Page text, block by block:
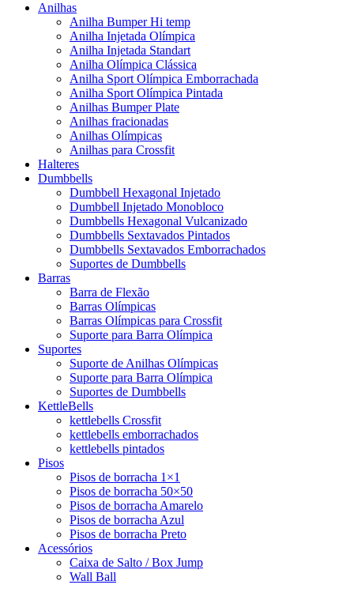
Anilhas
Anilha Bumper Hi temp
Anilha Injetada Olímpica
Anilha Injetada Standart
Anilha Olímpica Clássica
Anilha Sport Olímpica Emborrachada
Anilha Sport Olímpica Pintada
Anilhas Bumper Plate
Anilhas fracionadas
Anilhas Olímpicas
Anilhas para Crossfit
Halteres
Dumbbells
Dumbbell Hexagonal Injetado
Dumbbell Injetado Monobloco
Dumbbells Hexagonal Vulcanizado
Dumbbells Sextavados Pintados
Dumbbells Sextavados Emborrachados
Suportes de Dumbbells
Barras
Barra de Flexão
Barras Olímpicas
Barras Olímpicas para Crossfit
Suporte para Barra Olímpica
Suportes
Suporte de Anilhas Olímpicas
Suporte para Barra Olímpica
Suportes de Dumbbells
KettleBells
kettlebells Crossfit
kettlebells emborrachados
kettlebells pintados
Pisos
Pisos de borracha 1×1
Pisos de borracha 50×50
Pisos de borracha Amarelo
Pisos de borracha Azul
Pisos de borracha Preto
Acessórios
Caixa de Salto / Box Jump
Wall Ball